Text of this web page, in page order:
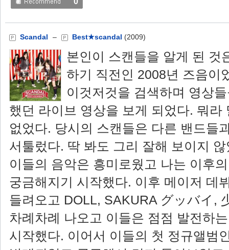
Scandal – Best★scandal (2009)
본인이 스캔들을 알게 된 것
하기 직전인 2008년 즈음이
이것저것을 검색하며 영상
했던 라이브 영상을 보게 되었다. 뭐라
없었다. 당시의 스캔들은 다른 밴드들
서툴렀다. 딱 봐도 그리 잘해 보이지
이들의 음악은 흥미로웠고 나는 이후
궁금해지기 시작했다. 이후 메이저 데
들려오고 DOLL, SAKURA グッバイ,
차례차례 나오고 이들은 점점 발전하
시작했다. 이어서 이들의 첫 정규앨범